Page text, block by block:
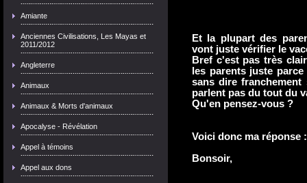
Amiante
Anciennes Civilisations, Les Mayas et
2011/2012
Angleterre
Animaux
Animaux & Morts d'animaux
Apocalyse - Révélation
Appel à témoins
Appel aux dons
Et la plupart des
vont juste vérifier le
Bref c'est pas très
les parents juste
sans dire
parlent pas du tout du
Qu'en pensez-vous ?
Voici donc ma réponse :
Bonsoir,